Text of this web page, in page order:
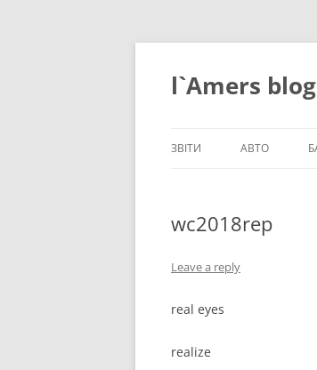
Skip
content
l`Amers blog
ЗВІТИ
ЗВІТИ_2020
АВТО
wc2018rep
Leave a reply
real eyes
realize